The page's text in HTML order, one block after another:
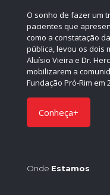
O sonho de fazer um
pacientes que
como a constatação
pública, levou os dois
Aluísio Vieira e Dr.
mobilizarem a
Fundação Pró-Rim em
Conheça+
Onde Estamos